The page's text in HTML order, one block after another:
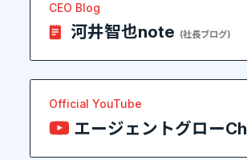
CEO Blog
河井智也note (社長ブログ)
Official YouTube
エージェントグローCh